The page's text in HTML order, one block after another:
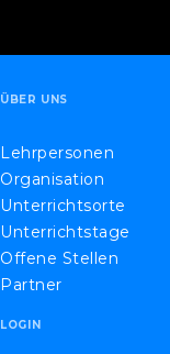
ÜBER UNS
Lehrpersonen
Organisation
Unterrichtsorte
Unterrichtstage
Offene Stellen
Partner
LOGIN